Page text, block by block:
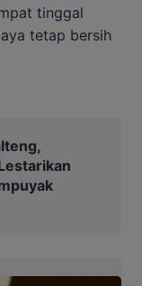
tinggal
tetap bersih